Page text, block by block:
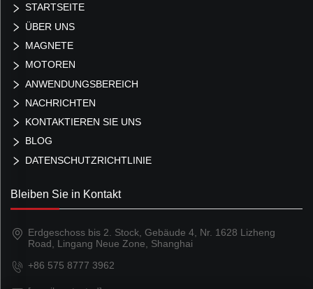
STARTSEITE
ÜBER UNS
MAGNETE
MOTOREN
ANWENDUNGSBEREICH
NACHRICHTEN
KONTAKTIEREN SIE UNS
BLOG
DATENSCHUTZRICHTLINIE
Bleiben Sie in Kontakt
Erdgeschoss bis 2. Stock, Gebäude 4, Nr. 1628 Lizheng
Road, Lingang Neue Zone, Shanghai
+86 575 8777 3962